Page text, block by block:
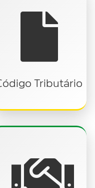
Tributário